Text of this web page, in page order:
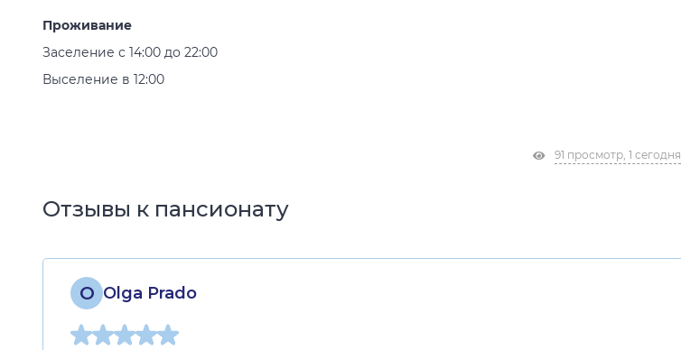
Проживание
Заселение с 14:00 до 22:00
Выселение в 12:00
91 просмотр, 1 сегодня
Отзывы к пансионату
O Olga Prado